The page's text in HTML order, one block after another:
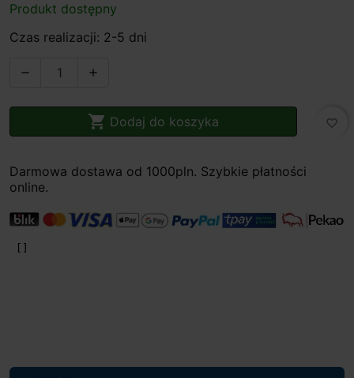
Produkt dostępny
Czas realizacji: 2-5 dni
 
 Dodaj do koszyka favorite_border
Darmowa dostawa od 1000pln. Szybkie płatności
online.